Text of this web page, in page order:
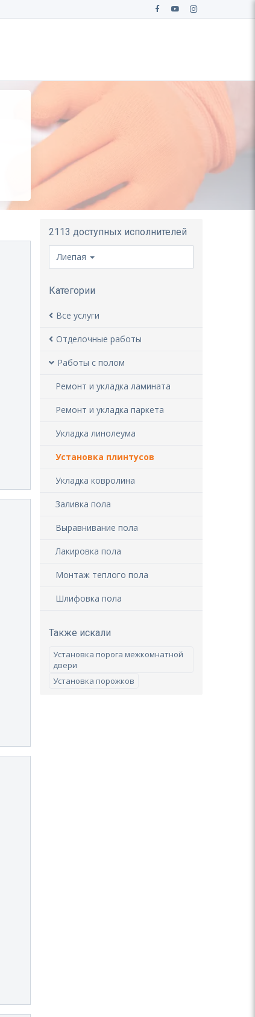
2113 доступных исполнителей
Лиепая
Категории
Все услуги
Отделочные работы
Работы с полом
Ремонт и укладка ламината
Ремонт и укладка паркета
Укладка линолеума
Установка плинтусов
Укладка ковролина
Заливка пола
Выравнивание пола
Лакировка пола
Монтаж теплого пола
Шлифовка пола
Также искали
Установка порога межкомнатной
двери
Установка порожков